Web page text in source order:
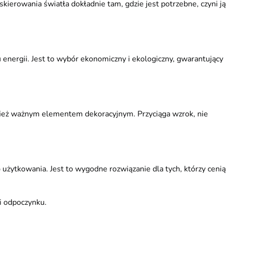
światła dokładnie tam, gdzie jest potrzebne, czyni ją
Jest to wybór ekonomiczny i ekologiczny, gwarantujący
ważnym elementem dekoracyjnym. Przyciąga wzrok, nie
Jest to wygodne rozwiązanie dla tych, którzy cenią